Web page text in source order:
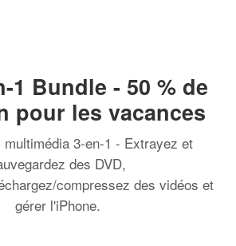
1 Bundle - 50 % de
pour les vacances
3-en-1 - Extrayez et
des DVD,
compressez des vidéos et
gérer l'iPhone.